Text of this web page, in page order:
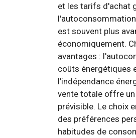
et les tarifs d'achat
est souvent plus
économiquement.
avantages :
coûts énergétiques
l'indépendance
vente totale offre
prévisible. Le choix
des préférences
habitudes de